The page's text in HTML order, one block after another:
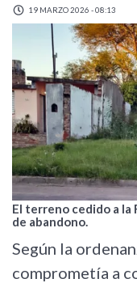
19 MARZO 2026 - 08:13
El terreno cedido a
de abandono.
Según la
comprometía a